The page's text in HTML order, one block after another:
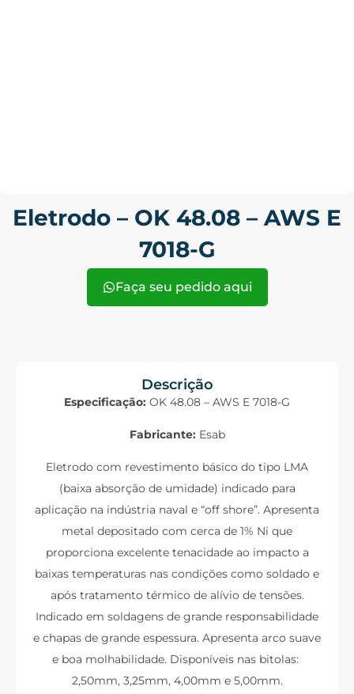
Eletrodo – OK 48.08 – AWS E
7018-G
Faça seu pedido aqui
Descrição
Especificação: OK 48.08 – AWS E 7018-G
Fabricante:Esab
Eletrodo com revestimento básico do tipo LMA
(baixa absorção de umidade) indicado para
aplicação na indústria naval e “off shore”. Apresenta
metal depositado com cerca de 1% Ni que
proporciona excelente tenacidade ao impacto a
baixas temperaturas nas condições como soldado e
após tratamento térmico de alívio de tensões.
Indicado em soldagens de grande responsabilidade
e chapas de grande espessura. Apresenta arco suave
e boa molhabilidade. Disponíveis nas bitolas:
2,50mm, 3,25mm, 4,00mm e 5,00mm.